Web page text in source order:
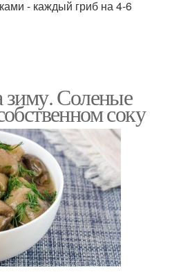
- каждый гриб на 4-6
зиму. Соленые
соку